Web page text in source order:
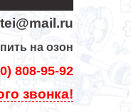
на озон
808-95-92
звонка!